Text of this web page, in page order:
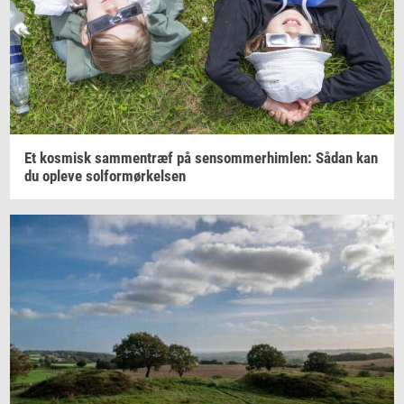
Et kos­misk sam­men­træf på sen­som­mer­him­len: Sådan kan
du op­le­ve sol­for­mør­kel­sen